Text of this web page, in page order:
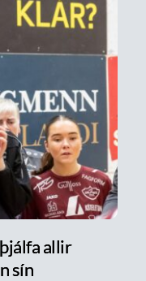
allir
sín